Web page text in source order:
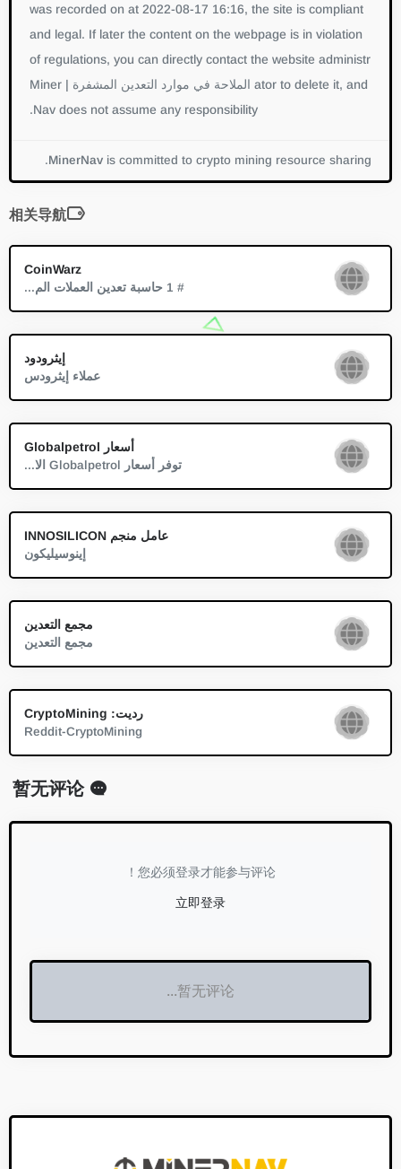
was recorded on at 2022-08-17 16:16, the site is compliant
and legal. If later the content on the webpage is in violation
of regulations, you can directly contact the website administr
ator to delete it, and الملاحة في موارد التعدين المشفرة | Miner
Nav does not assume any responsibility.
MinerNav is committed to crypto mining resource sharing.
相关导航
CoinWarz
# 1 حاسبة تعدين العملات الم...
إيثرودود
عملاء إيثرودس
أسعار Globalpetrol
توفر أسعار Globalpetrol الا...
عامل منجم INNOSILICON
إينوسيليكون
مجمع التعدين
مجمع التعدين
رديت: CryptoMining
Reddit-CryptoMining
暂无评论
您必须登录才能参与评论！
立即登录
暂无评论...